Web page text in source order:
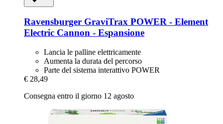
Ravensburger GraviTrax POWER -​ Element
Electric Cannon -​ Espansione
Lancia le palline elettricamente
Aumenta la durata del percorso
Parte del sistema interattivo POWER
€ 28,49
Consegna entro il giorno 12 agosto